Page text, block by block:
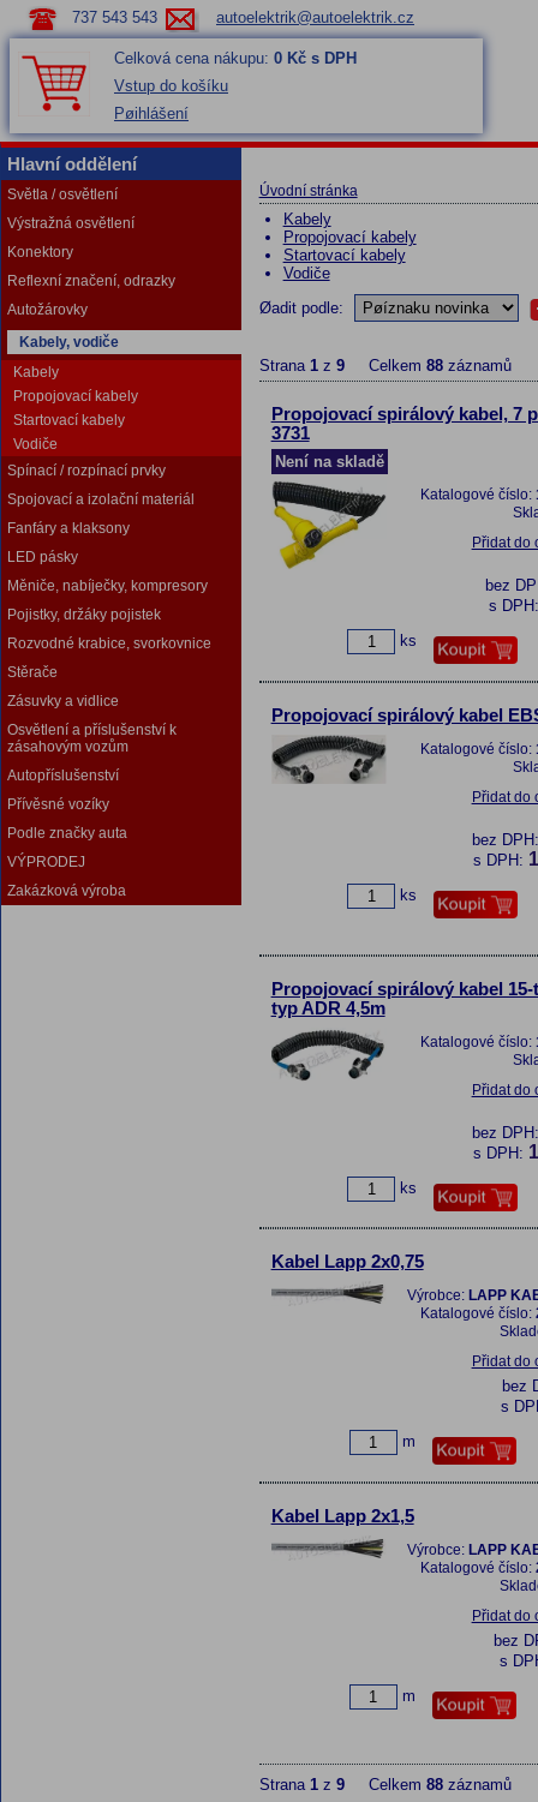
737 543 543 autoelektrik@autoelektrik.cz
Celková cena nákupu: 0 Kč s DPH
Vstup do košíku
Pøihlášení
Hlavní oddělení
Světla / osvětlení
Výstražná osvětlení
Konektory
Reflexní značení, odrazky
Autožárovky
Kabely, vodiče
Kabely
Propojovací kabely
Startovací kabely
Vodiče
Spínací / rozpínací prvky
Spojovací a izolační materiál
Fanfáry a klaksony
LED pásky
Měniče, nabíječky, kompresory
Pojistky, držáky pojistek
Rozvodné krabice, svorkovnice
Stěrače
Zásuvky a vidlice
Osvětlení a příslušenství k
zásahovým vozům
Autopříslušenství
Přívěsné vozíky
Podle značky auta
VÝPRODEJ
Zakázková výroba
Úvodní stránka
Kabely
Propojovací kabely
Startovací kabely
Vodiče
Øadit podle:
Strana 1z 9Celkem 88záznamů
Propojovací spirálový kabel, 7
3731
Není na skladě
Katalogové číslo:
Přidat do
bez
s
ks
Propojovací spirálový kabel
Katalogové číslo:
Přidat do
bez
s DPH:
ks
Propojovací spirálový kabel
typ ADR 4,5m
Katalogové číslo:
Přidat do
bez
s DPH:
ks
Kabel Lapp 2x0,75
Výrobce: LAPP
Katalogové číslo:
Přidat do
bez
s
m
Kabel Lapp 2x1,5
Výrobce: LAPP
Katalogové číslo:
Přidat do
bez
s
m
Strana 1z 9Celkem 88záznamů